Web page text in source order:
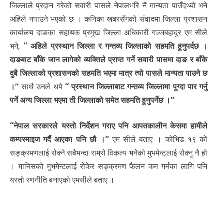
जिल्लाले प्रदान गरेको सवारी पासले नेपालभरि नै मान्यता पाउँदथ्यो भने
अहिले नपाउने भएको छ । कनिका खबरसँगको संवादमा जिल्ला प्रशासन
कार्यालय दाङका सहायक प्रमुख जिल्ला अधिकारी गञ्जबहादुर एम सीले
भने, ‘‘ अहिले प्रस्थान जिल्ला र गन्तव्य जिल्लाको सहमति हुनुपर्दछ ।
दाङबाट बाँके जान लागेको व्यक्तिले प्राप्त गर्ने सवारी पासमा दाङ र बाँके
दुबै जिल्लाको प्रशासनको सहमति भएमा मात्र त्यो पासले मान्यता पाउने छ
।’’ साथै उनले थपे ‘‘ प्रस्थान जिल्लाबाट गन्तव्य जिल्लामा पुग्दा पार गर्नु
पर्ने अन्य जिल्ला भएमा ती जिल्लाको समेत सहमति हुनुपर्नेछ ।’’
‘‘नेपाल सरकारले यस्तो निर्देशन गराए पनि आपतकालीन केसमा हामीले
कम्परमाइज गर्दै आएका पनि छौ ।’’एम सीले बताए । कोभिड १९ को
सङ्क्रमणलाई रोक्ने सबैभन्दा राम्रो विकल्प भनेको मुभमेन्टलाई रोक्नु नै हो
। मानिसको मुभमेन्टलाई रोकेर सङ्क्रमण फैलन कम गर्नका लागि पनि
यस्तो रणनीति बनाएको एमसीले बताए ।